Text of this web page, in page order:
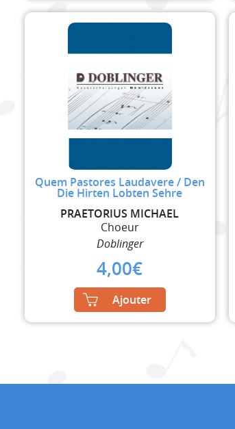
Quem Pastores Laudavere / Den
Die Hirten Lobten Sehre
PRAETORIUS MICHAEL
Choeur
Doblinger
4,00€
Ajouter